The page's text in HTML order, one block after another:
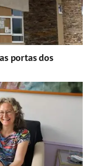
portas dos